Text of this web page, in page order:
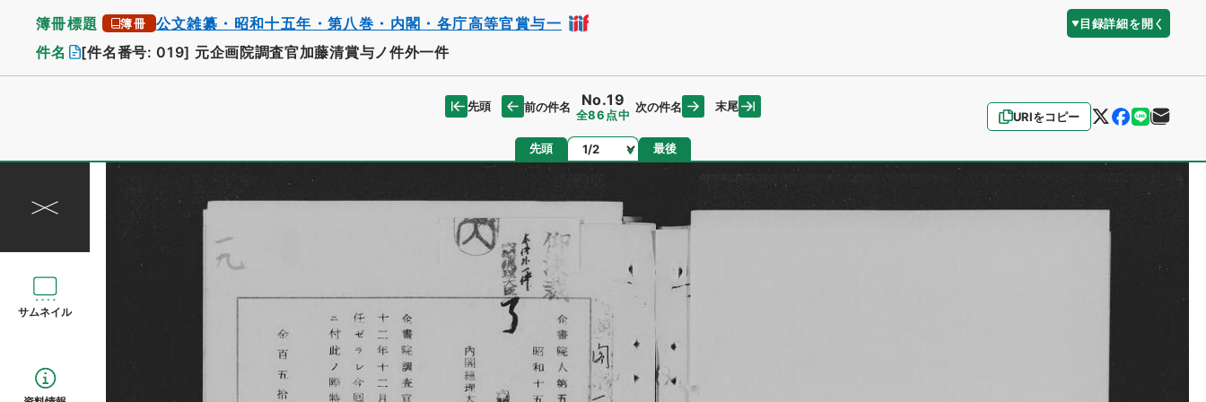
簿冊標題 簿冊 公文雑纂・昭和十五年・第八巻・内閣・各庁高等官賞与一 目録詳細を開く
件名 [件名番号: 019] 元企画院調査官加藤清賞与ノ件外一件
URIをコピー
先頭 前の件名 No.19
全86点中
次の件名 末尾
先頭 ページ 最後
サムネイル